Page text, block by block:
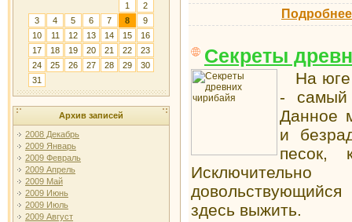
1
2
3
4 5 6 7 8
9
10
11 12 13 14 15
16
17
18 19 20 21 22
23
24
25 26 27 28 29
30
31
Архив записей
2008 Декабрь
2009 Январь
2009 Февраль
2009 Апрель
2009 Май
2009 Июнь
2009 Июль
2009 Август
Секреты
На юге
- самый
Данное
и
песок,
здесь выжить.